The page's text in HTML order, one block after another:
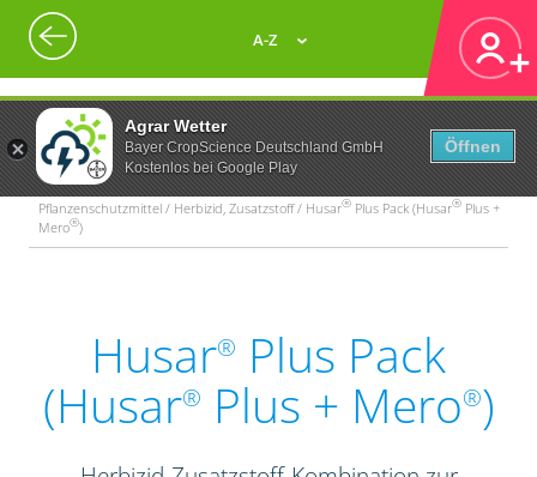
Agrar Wetter
Bayer CropScience Deutschland GmbH
Kostenlos bei Google Play
Öffnen
A-Z
Pflanzenschutzmittel / Herbizid, Zusatzstoff / Husar® Plus Pack (Husar® Plus +
Mero®)
Husar® Plus Pack
(Husar® Plus + Mero®)